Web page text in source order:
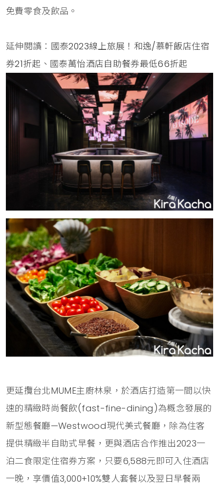
免費零食及飲品。
延伸閱讀： 國泰2023線上旅展！和逸/慕軒飯店住宿
券21折起、國泰萬怡酒店自助餐券最低66折起
更延攬台北MUME主廚林泉，於酒店打造第一間以快
速的精緻時尚餐飲(fast-fine-dining)為概念發展的
新型態餐廳—Westwood現代美式餐廳，除為住客
提供精緻半自助式早餐，更與酒店合作推出2023一
泊二食限定住宿券方案，只要6,588元即可入住酒店
一晚，享價值3,000+10%雙人套餐以及翌日早餐兩